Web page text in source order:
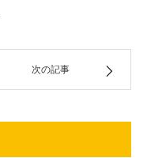
次の記事